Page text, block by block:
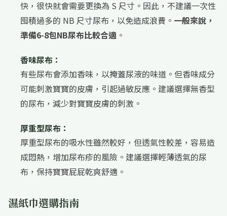
快，很快就會需要更換為 S 尺寸。因此，不建議一次性
囤積過多的 NB 尺寸尿布，以免造成浪費。 一般來說，
準備6-8包NB尿布比較合適 。
香味尿布：
有些尿布會添加香味，以掩蓋尿液的味道。但香味成分
可能刺激寶寶的皮膚，引起過敏反應。建議選擇無香型
的尿布，減少對寶寶皮膚的刺激。
厚重型尿布：
厚重型尿布的吸水性雖然較好，但透氣性較差，容易造
成悶熱，增加尿布疹的風險。建議選擇輕薄透氣的尿
布，保持寶寶屁屁乾爽舒適。
濕紙巾選購指南